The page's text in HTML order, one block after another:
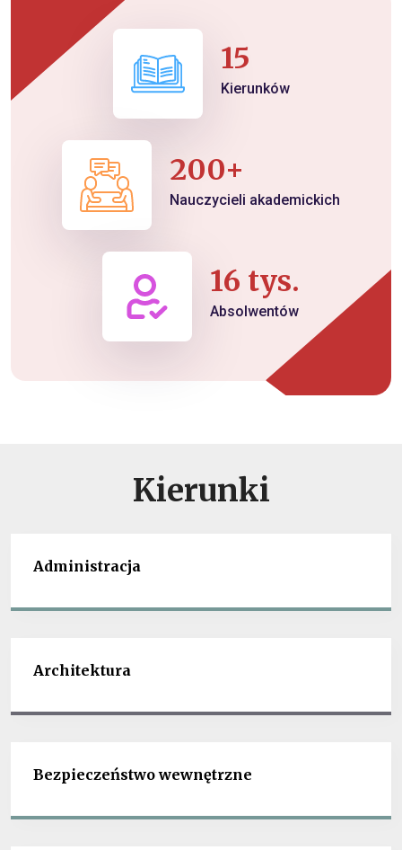
15
Kierunków
200+
Nauczycieli akademickich
16 tys.
Absolwentów
Kierunki
Administracja
Architektura
Bezpieczeństwo wewnętrzne